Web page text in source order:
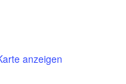
anzeigen